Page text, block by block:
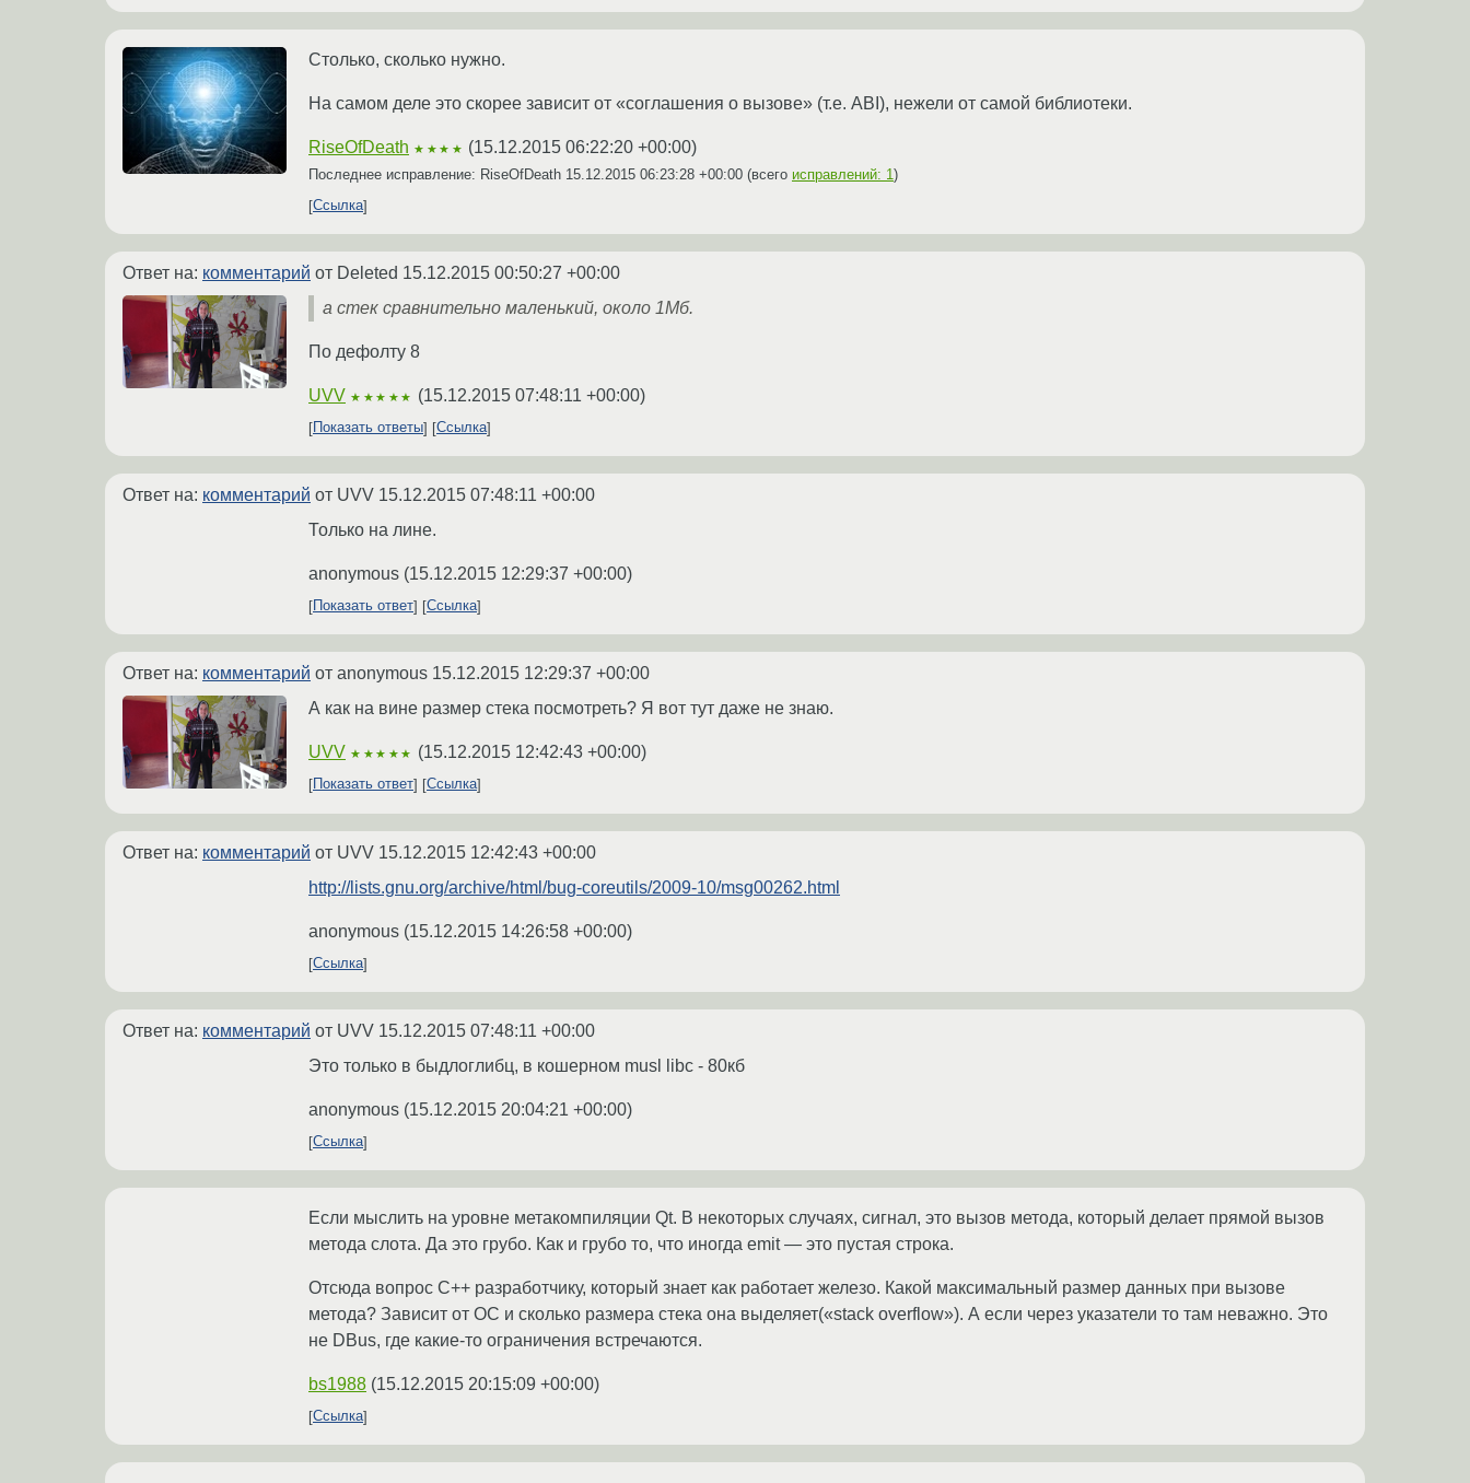
Столько, сколько нужно.
На самом деле это скорее зависит от «соглашения о вызове» (т.е. ABI), нежели от самой библиотеки.
RiseOfDeath ★★★★ (15.12.2015 06:22:20 +00:00)
Последнее исправление: RiseOfDeath 15.12.2015 06:23:28 +00:00 (всего исправлений: 1 )
Ссылка
Ответ на: комментарий от Deleted 15.12.2015 00:50:27 +00:00
а стек сравнительно маленький, около 1Мб.
По дефолту 8
UVV ★★★★★ (15.12.2015 07:48:11 +00:00)
Показать ответы Ссылка
Ответ на: комментарий от UVV 15.12.2015 07:48:11 +00:00
Только на лине.
anonymous (15.12.2015 12:29:37 +00:00)
Показать ответ Ссылка
Ответ на: комментарий от anonymous 15.12.2015 12:29:37 +00:00
А как на вине размер стека посмотреть? Я вот тут даже не знаю.
UVV ★★★★★ (15.12.2015 12:42:43 +00:00)
Показать ответ Ссылка
Ответ на: комментарий от UVV 15.12.2015 12:42:43 +00:00
http://lists.gnu.org/archive/html/bug-coreutils/2009-10/msg00262.html
anonymous (15.12.2015 14:26:58 +00:00)
Ссылка
Ответ на: комментарий от UVV 15.12.2015 07:48:11 +00:00
Это только в быдлоглибц, в кошерном musl libc - 80кб
anonymous (15.12.2015 20:04:21 +00:00)
Ссылка
Если мыслить на уровне метакомпиляции Qt. В некоторых случаях, сигнал, это вызов метода, который делает прямой вызов
метода слота. Да это грубо. Как и грубо то, что иногда emit — это пустая строка.
Отсюда вопрос C++ разработчику, который знает как работает железо. Какой максимальный размер данных при вызове
метода? Зависит от ОС и сколько размера стека она выделяет(«stack overflow»). А если через указатели то там неважно. Это
не DBus, где какие-то ограничения встречаются.
bs1988 (15.12.2015 20:15:09 +00:00)
Ссылка